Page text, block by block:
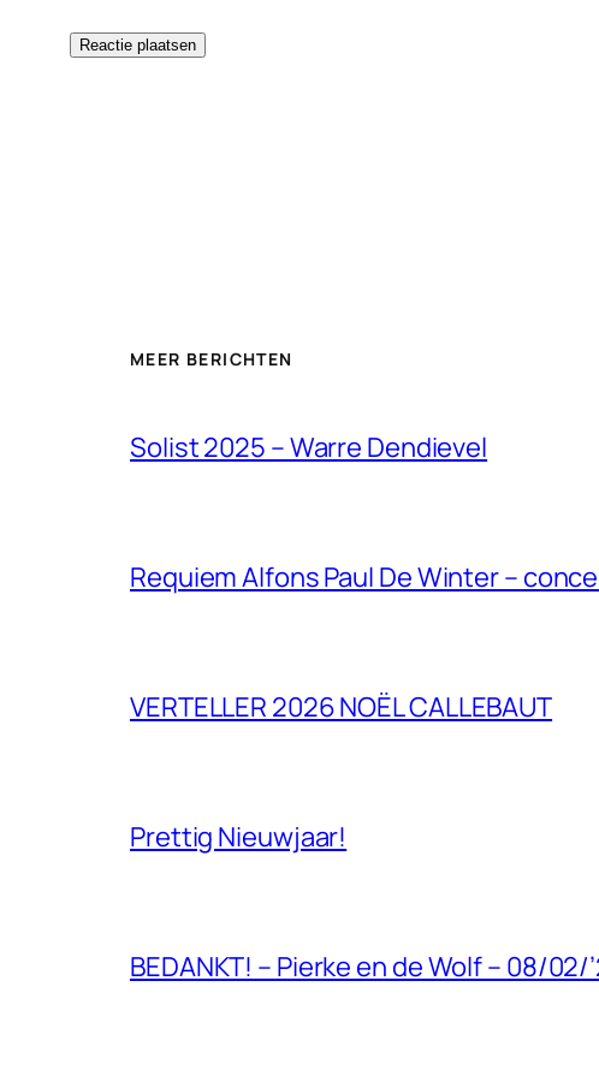
MEER BERICHTEN
Solist 2025 – Warre Dendievel
Requiem Alfons Paul De Winter –
VERTELLER 2026 NOËL CALLEBAUT
Prettig Nieuwjaar!
BEDANKT! – Pierke en de Wolf – 08/02/